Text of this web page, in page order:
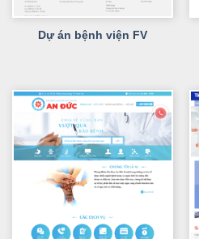
Dự án bệnh viện FV